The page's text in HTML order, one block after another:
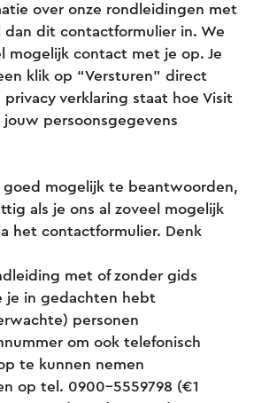
over onze rondleidingen met
dan dit contactformulier in. We
mogelijk contact met je op. Je
klik op “Versturen” direct
verklaring staat hoe Visit
persoonsgegevens
goed mogelijk te beantwoorden,
als je ons al zoveel mogelijk
het contactformulier. Denk
met of zonder gids
je in gedachten hebt
personen
om ook telefonisch
te kunnen nemen
op tel. 0900-5559798 (€1